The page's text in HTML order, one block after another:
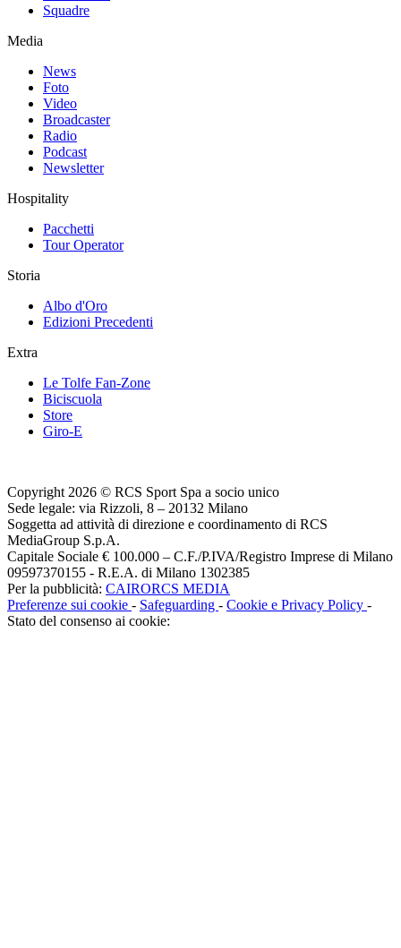
Squadre
Media
News
Foto
Video
Broadcaster
Radio
Podcast
Newsletter
Hospitality
Pacchetti
Tour Operator
Storia
Albo d'Oro
Edizioni Precedenti
Extra
Le Tolfe Fan-Zone
Biciscuola
Store
Giro-E
Copyright 2026 © RCS Sport Spa a socio unico
Sede legale: via Rizzoli, 8 – 20132 Milano
Soggetta ad attività di direzione e coordinamento di RCS
MediaGroup S.p.A.
Capitale Sociale € 100.000 – C.F./P.IVA/Registro Imprese di Milano
09597370155 - R.E.A. di Milano 1302385
Per la pubblicità: CAIRORCS MEDIA
Preferenze sui cookie - Safeguarding - Cookie e Privacy Policy -
Stato del consenso ai cookie: